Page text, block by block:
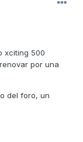
xciting 500
por una
del foro, un